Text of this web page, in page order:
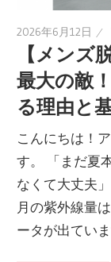
2026年6月12日
【メンズ
最大の敵
る理由と
こんにちは！
す。 「まだ夏
なくて大丈夫
月の紫外線量
ータが出てい